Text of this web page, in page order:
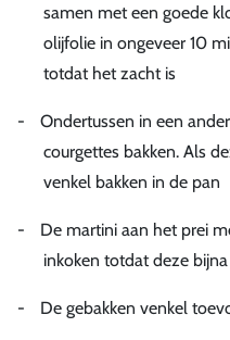
samen met een goede
olijfolie in ongeveer 10
totdat het zacht is
-
Ondertussen in een
courgettes bakken. Als
venkel bakken in de pan
-
De martini aan het prei
inkoken totdat deze
- De gebakken venkel